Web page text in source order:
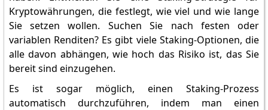
Kryptowährungen, die festlegt, wie viel und wie lange
Sie setzen wollen. Suchen Sie nach festen oder
variablen Renditen? Es gibt viele Staking-Optionen, die
alle davon abhängen, wie hoch das Risiko ist, das Sie
bereit sind einzugehen.
Es ist sogar möglich, einen Staking-Prozess
automatisch durchzuführen, indem man einen